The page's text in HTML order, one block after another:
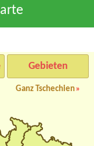
Gebieten
Ganz Tschechien»